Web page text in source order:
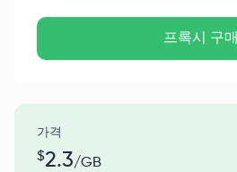
프록시 구매
가격
$2.3/GB